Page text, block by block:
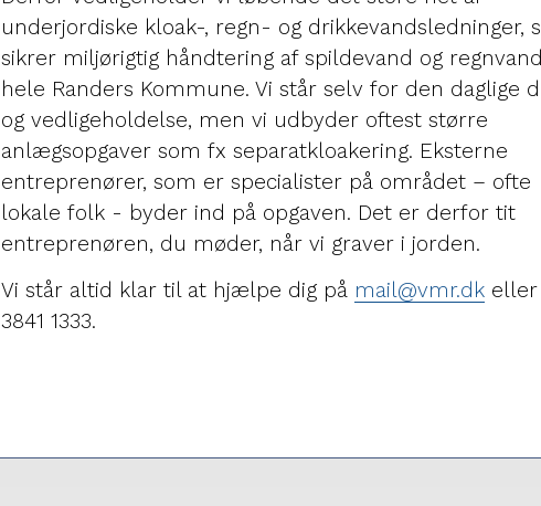
underjordiske kloak-, regn- og drikkevandsledninger,
sikrer miljørigtig håndtering af spildevand og
hele Randers Kommune. Vi står selv for den daglige
og vedligeholdelse, men vi udbyder oftest større
anlægsopgaver som fx separatkloakering. Eksterne
entreprenører, som er specialister på området – ofte
lokale folk - byder ind på opgaven. Det er derfor tit
entreprenøren, du møder, når vi graver i jorden.
Vi står altid klar til at hjælpe dig på mail@vmr.dk eller
3841 1333.